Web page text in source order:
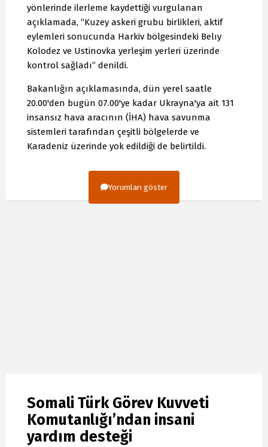
yönlerinde ilerleme kaydettiği vurgulanan
açıklamada, “Kuzey askeri grubu birlikleri, aktif
eylemleri sonucunda Harkiv bölgesindeki Belıy
Kolodez ve Ustinovka yerleşim yerleri üzerinde
kontrol sağladı” denildi.
Bakanlığın açıklamasında, dün yerel saatle
20.00'den bugün 07.00'ye kadar Ukrayna'ya ait 131
insansız hava aracının (İHA) hava savunma
sistemleri tarafından çeşitli bölgelerde ve
Karadeniz üzerinde yok edildiği de belirtildi.
Yorumları göster
Somali Türk Görev Kuvveti
Komutanlığı’ndan insani
yardım desteği